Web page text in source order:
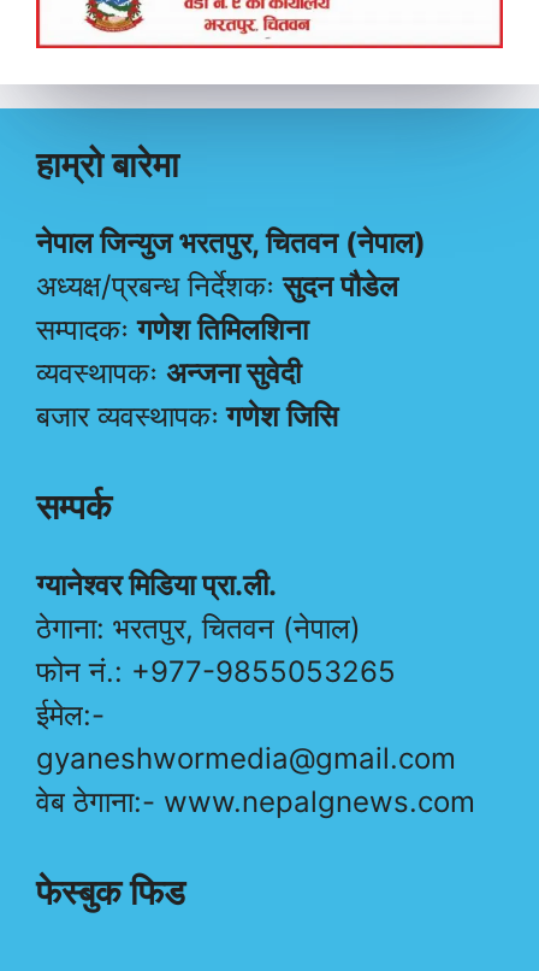
हाम्रो बारेमा
नेपाल जिन्युज भरतपुर, चितवन (नेपाल)
अध्यक्ष/प्रबन्ध निर्देशकःसुदन पौडेल
सम्पादकःगणेश तिमिलशिना
व्यवस्थापकः अन्जना सुवेदी
बजार व्यवस्थापकः गणेश जिसि
सम्पर्क
ग्यानेश्वर मिडिया प्रा.ली.
ठेगाना: भरतपुर, चितवन (नेपाल)
फोन नं.: +977-9855053265
ईमेल:-
gyaneshwormedia@gmail.com
वेब ठेगाना:- www.nepalgnews.com
फेस्बुक फिड